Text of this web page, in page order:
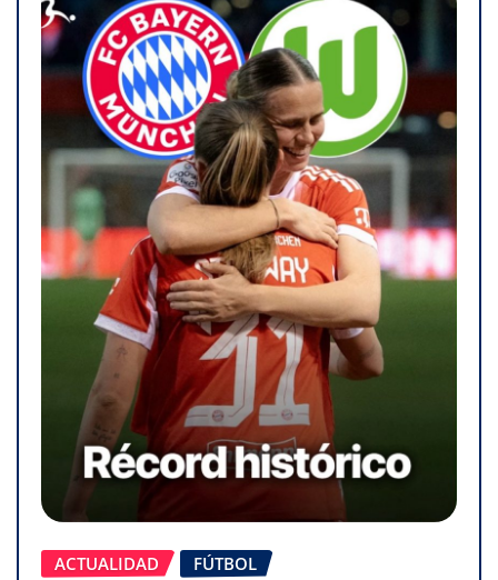
ACTUALIDAD
FÚTBOL